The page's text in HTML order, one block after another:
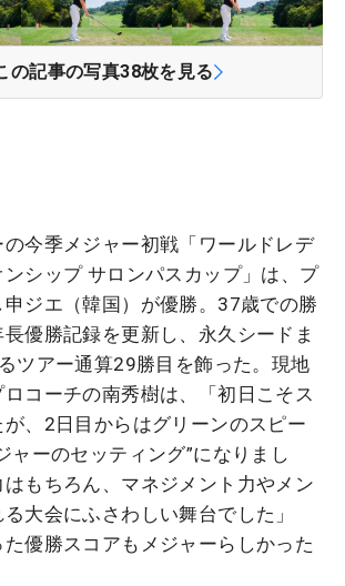
の記事の写真38枚を見る
今季メジャー初戦「ワールドレデ
ンシップ サロンパスカップ」は、プ
申ジエ（韓国）が優勝。37歳での勝
優勝記録を更新し、永久シードま
ツアー通算29勝目を飾った。現地
コーチの南秀樹は、「初日こそス
が、2日目からはグリーンのスピー
ャーのセッティング”になりまし
もちろん、マネジメント力やメン
大会にふさわしい舞台でした」
た優勝スコアもメジャーらしかった